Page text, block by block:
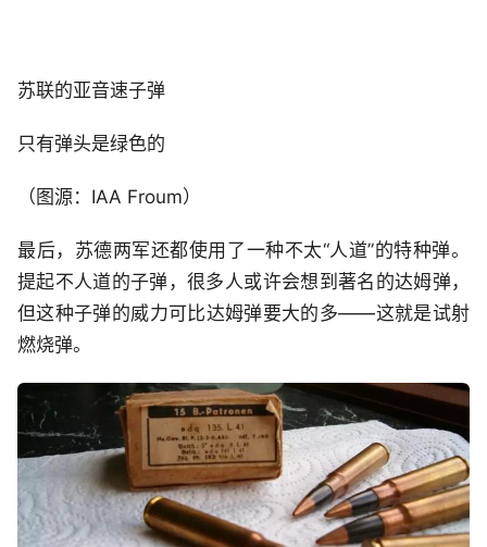
苏联的亚音速子弹
只有弹头是绿色的
（图源：IAA Froum）
最后，苏德两军还都使用了一种不太“人道”的特种弹。
提起不人道的子弹，很多人或许会想到著名的达姆弹，
但这种子弹的威力可比达姆弹要大的多——这就是试射
燃烧弹。